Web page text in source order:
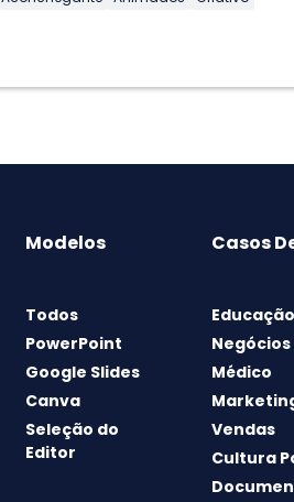
Modelos
Todos
PowerPoint
Google Slides
Canva
Seleção do
Editor
Casos
Educação
Negócios
Médico
Vendas
Cultura